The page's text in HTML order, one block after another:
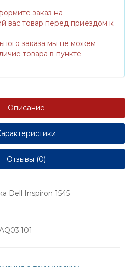
заказ на
вас товар перед приездом к
заказа мы не можем
товара в пункте
Описание
Отзывы (0)
Dell Inspiron 1545